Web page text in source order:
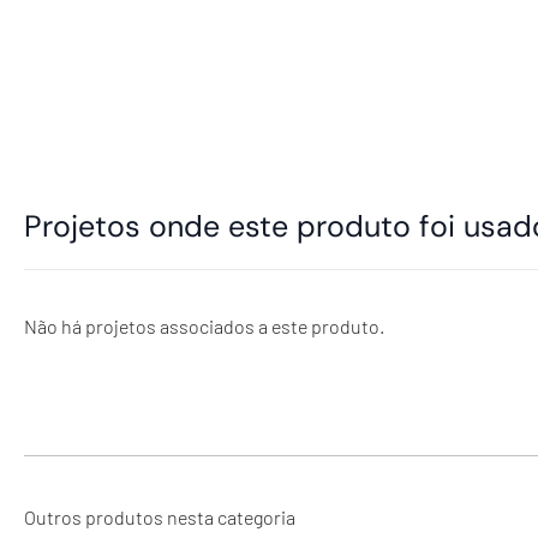
Projetos onde este produto foi
Não há projetos associados a este produto.
Outros produtos nesta categoria